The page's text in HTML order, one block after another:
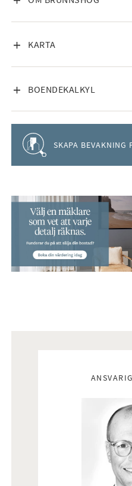
Detta är en bostad som
och enastående läge. Missa
KARTA
VISA INNEHÅLL
BOENDEKALKYL
VISA INNEHÅLL
Håll koll på detta
SKAPA BEVAKNING